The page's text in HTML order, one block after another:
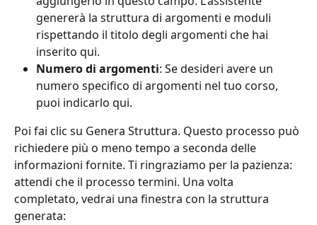
genererà la struttura di argomenti e moduli
rispettando il titolo degli argomenti che hai
inserito qui.
Numero di argomenti: Se desideri avere un
numero specifico di argomenti nel tuo corso,
puoi indicarlo qui.
Poi fai clic su Genera Struttura. Questo processo può
richiedere più o meno tempo a seconda delle
informazioni fornite. Ti ringraziamo per la pazienza:
attendi che il processo termini. Una volta
completato, vedrai una finestra con la struttura
generata: